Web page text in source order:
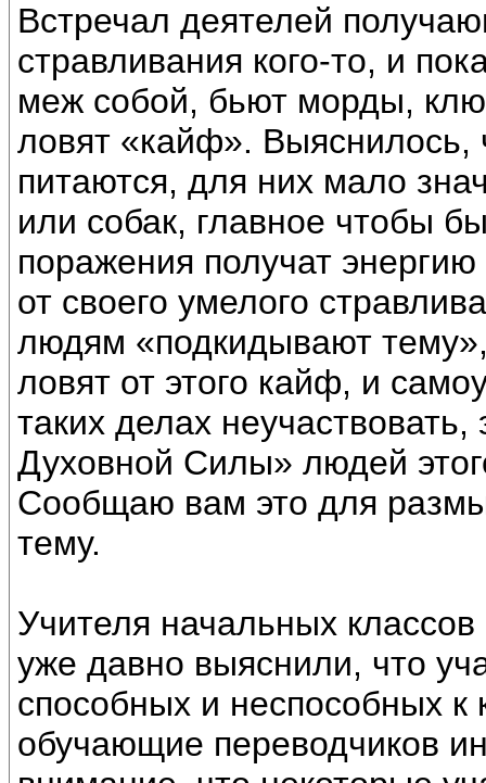
Встречал деятелей
стравливания кого-то, и
меж собой, бьют морды,
ловят «кайф». Выяснилось,
питаются, для них мало
или собак, главное чтобы
поражения получат
от своего умелого
людям «подкидывают
ловят от этого кайф, и
таких делах
Духовной Силы» людей
Сообщаю вам это для
тему.
Учителя начальных
уже давно выяснили, что
способных и неспособных к
обучающие переводчиков